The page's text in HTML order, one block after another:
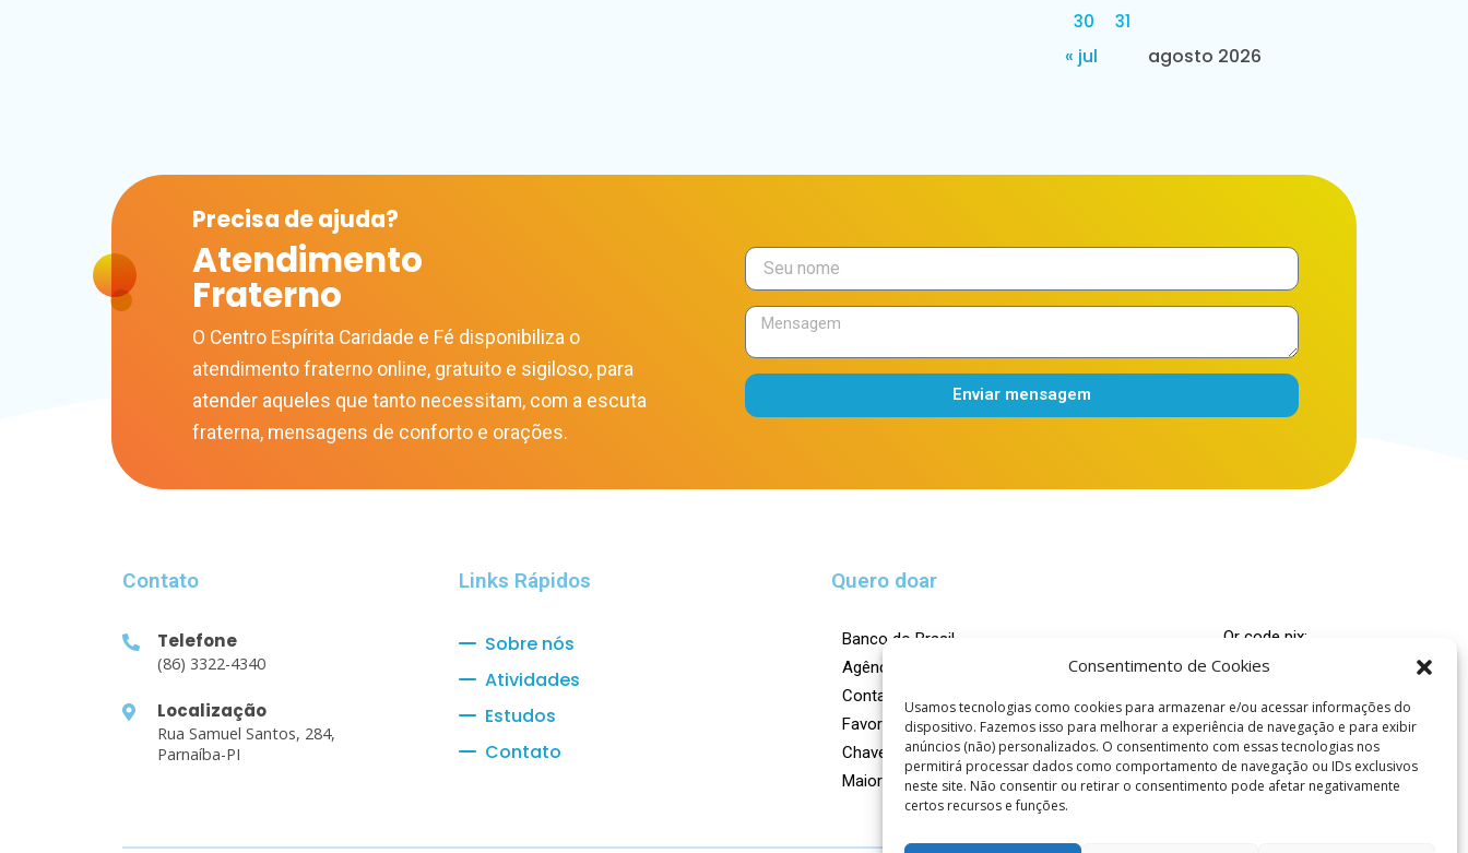
Consentimento de Cookies
Usamos tecnologias como cookies para armazenar e/ou acessar informações do
dispositivo. Fazemos isso para melhorar a experiência de navegação e para exibir
anúncios (não) personalizados. O consentimento com essas tecnologias nos
permitirá processar dados como comportamento de navegação ou IDs exclusivos
neste site. Não consentir ou retirar o consentimento pode afetar negativamente
certos recursos e funções.
agosto 2026
30
31
« jul
Precisa deajuda?
Atendimento
Fraterno
O Centro Espírita Caridade e Fé disponibiliza o
atendimento fraterno online, gratuito e sigiloso, para
atender aqueles que tanto necessitam, com a escuta
fraterna, mensagens de conforto e orações.
Enviar mensagem
Contato
Telefone
(86) 3322-4340
Localização
Rua Samuel Santos, 284,
Parnaíba-PI
Links Rápidos
Sobre nós
Atividades
Estudos
Contato
Quero doar
Banco do Brasil
Agência: 0023-X
Conta Corrente: 100.000-4
Favorecido: Centro Espírita Caridade e Fé
Chave Pix:doar@caridadefe.org.br
Maiores informações: (86) 99978-5695
Qr code pix: